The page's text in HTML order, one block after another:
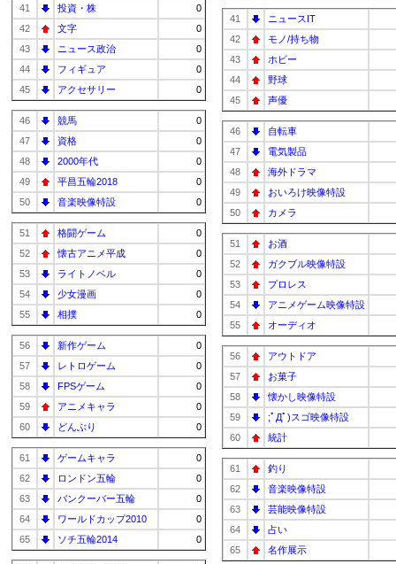
41 投資・株
0
42
文字
0
43
ニュース政治
0
44
フィギュア
0
45
アクセサリー 0
46 競馬
0
47
資格
0
48
2000年代
0
49
平昌五輪2018
0
50
音楽映像特設 0
51 格闘ゲーム
0
52
懐古アニメ平成
0
53
ライトノベル
0
54
少女漫画
0
55
相撲 0
56 新作ゲーム
0
57
レトロゲーム
0
58
FPSゲーム
0
59
アニメキャラ
0
60
どんぶり 0
61 ゲームキャラ
0
62
ロンドン五輪
0
63
バンクーバー五輪
0
64
ワールドカップ2010
0
65
ソチ五輪2014 0
41
ニュースIT
42
モノ/持ち物
43
ホビー
44
野球
45
声優
46
自転車
47
電気製品
48
海外ドラマ
49
おいろけ映像特設
50
カメラ
51
お酒
52
ガクブル映像特設
53
プロレス
54
アニメゲーム映像特設
55
オーディオ
56
アウトドア
57
お菓子
58
懐かし映像特設
59
;ﾟДﾟ)スゴ映像特設
60
統計
61
釣り
62
音楽映像特設
63
芸能映像特設
64
占い
65
名作展示